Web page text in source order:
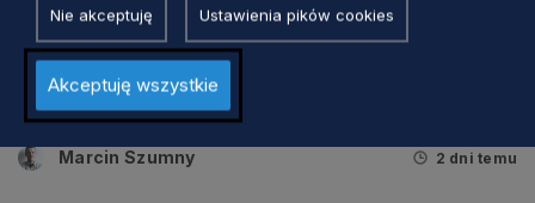
KULTURA
Tradycyjna muzyka i barwne tańce. W
tych dniach Gdańsk będzie „folklorem
Marcin Szumny 2 dni temu
Nie akceptuję Ustawienia pików cookies
Akceptuję wszystkie